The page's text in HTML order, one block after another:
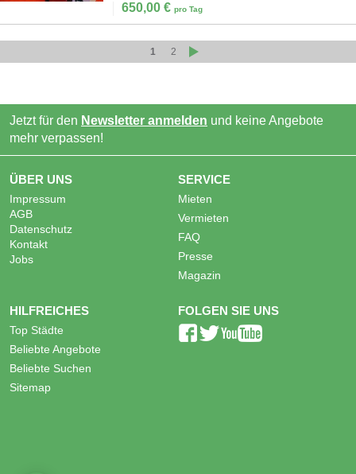
650,00 € pro Tag
1 2
Jetzt für den Newsletter anmelden und keine Angebote
mehr verpassen!
ÜBER UNS
Impressum
AGB
Datenschutz
Kontakt
Jobs
SERVICE
Mieten
Vermieten
FAQ
Presse
Magazin
HILFREICHES
Top Städte
Beliebte Angebote
Beliebte Suchen
Sitemap
FOLGEN SIE UNS